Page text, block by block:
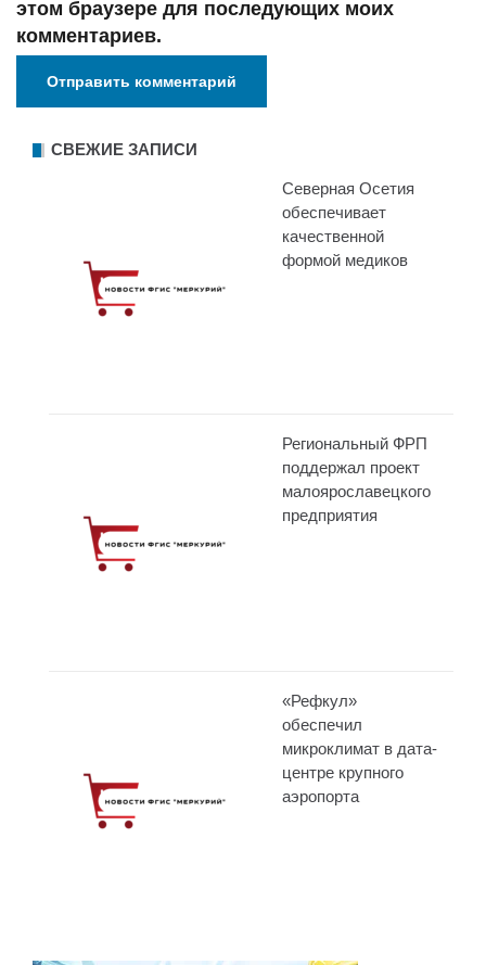
этом браузере для последующих моих
комментариев.
СВЕЖИЕ ЗАПИСИ
Северная Осетия
обеспечивает
качественной
формой медиков
Региональный ФРП
поддержал проект
малоярославецкого
предприятия
«Рефкул»
обеспечил
микроклимат в дата-
центре крупного
аэропорта